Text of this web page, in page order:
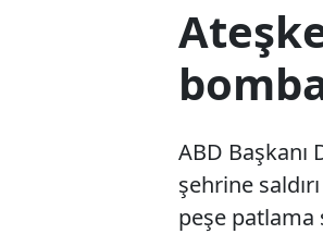
ABD
şehrine
peşe patlama